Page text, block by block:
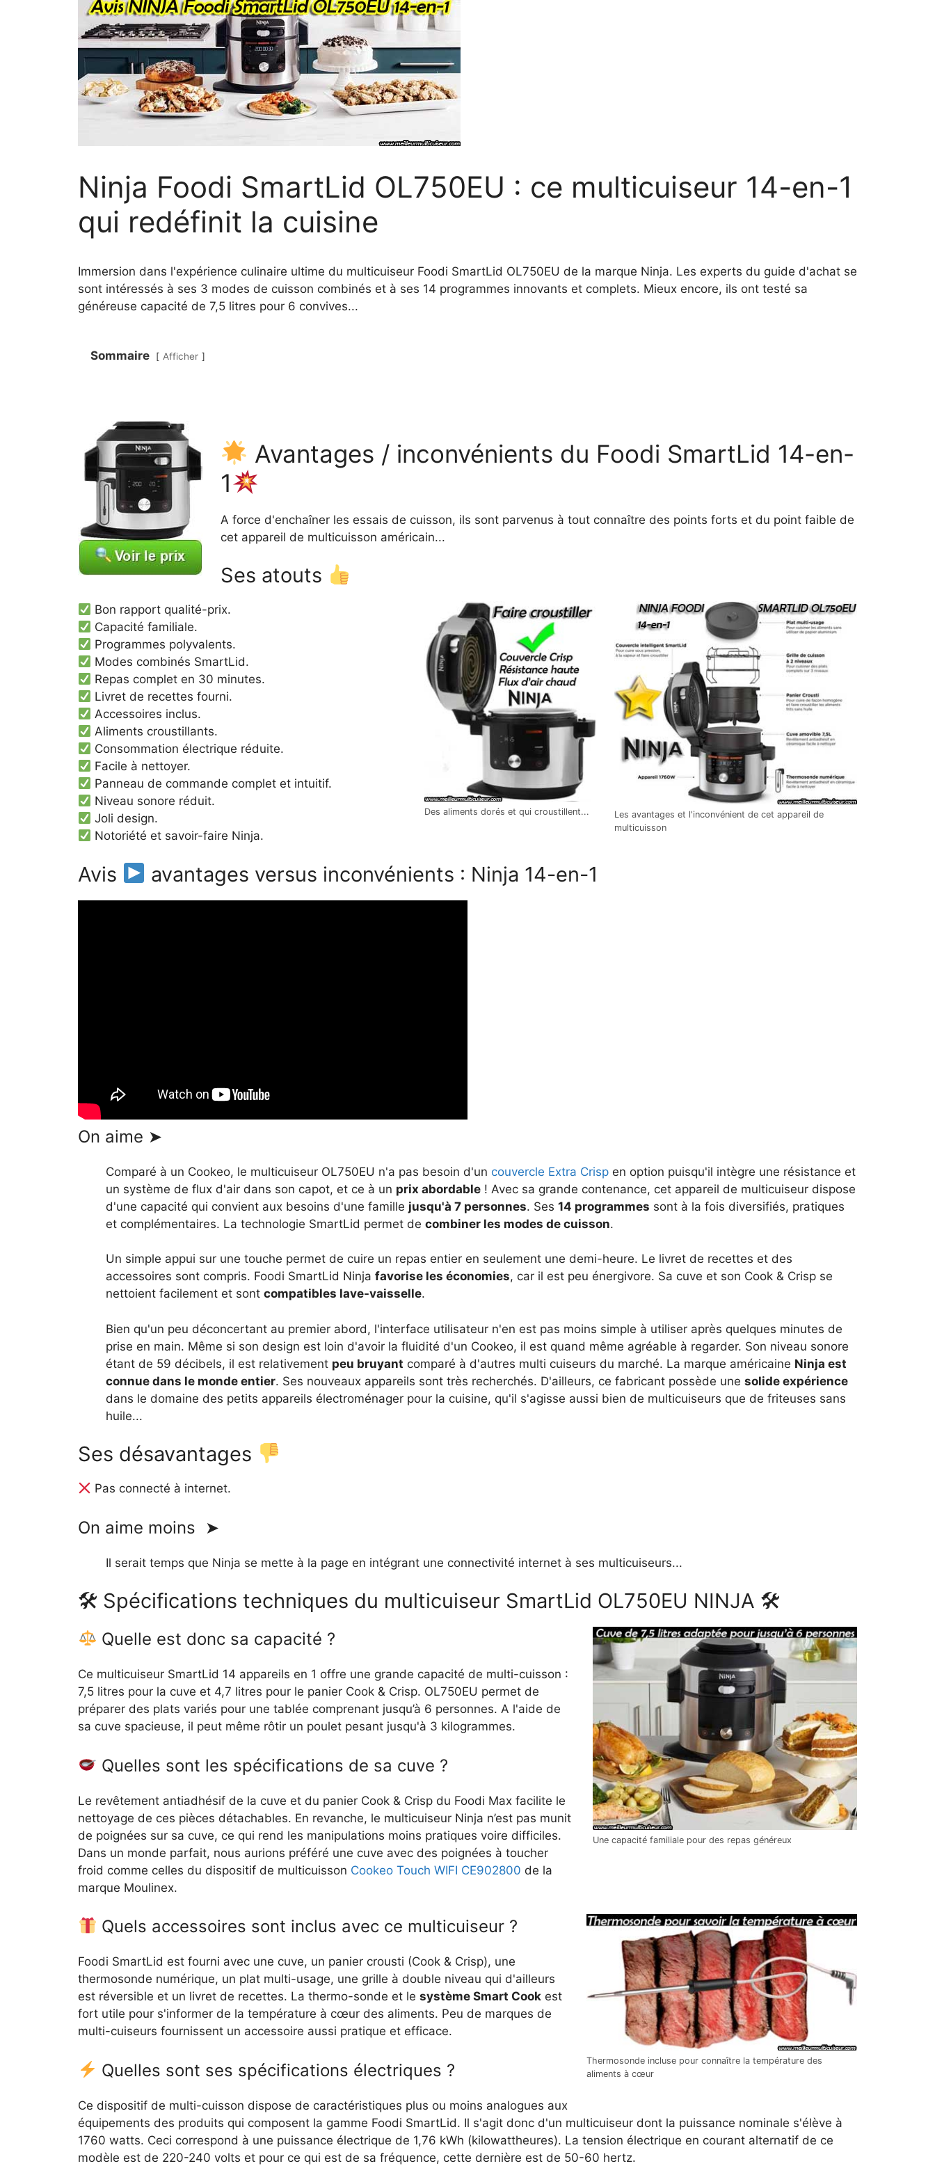
Ninja Foodi SmartLid OL750EU : ce multicuiseur 14-en-1
qui redéfinit la cuisine
Immersion dans l'expérience culinaire ultime du multicuiseur Foodi SmartLid OL750EU de la marque Ninja. Les experts du guide d'achat se
sont intéressés à ses 3 modes de cuisson combinés et à ses 14 programmes innovants et complets. Mieux encore, ils ont testé sa
généreuse capacité de 7,5 litres pour 6 convives...
Sommaire Afficher
Avantages / inconvénients du Foodi SmartLid 14-en-
1
A force d'enchaîner les essais de cuisson, ils sont parvenus à tout connaître des points forts et du point faible de
cet appareil de multicuisson américain...
Ses atouts
Les avantages et l'inconvénient de cet appareil de
multicuisson
Des aliments dorés et qui croustillent...
Bon rapport qualité-prix.
Capacité familiale.
Programmes polyvalents.
Modes combinés SmartLid.
Repas complet en 30 minutes.
Livret de recettes fourni.
Accessoires inclus.
Aliments croustillants.
Consommation électrique réduite.
Facile à nettoyer.
Panneau de commande complet et intuitif.
Niveau sonore réduit.
Joli design.
Notoriété et savoir-faire Ninja.
Avis avantages versus inconvénients : Ninja 14-en-1
On aime ➤
Comparé à un Cookeo, le multicuiseur OL750EU n'a pas besoin d'un couvercle Extra Crisp en option puisqu'il intègre une résistance et
un système de flux d'air dans son capot, et ce à un prix abordable ! Avec sa grande contenance, cet appareil de multicuiseur dispose
d'une capacité qui convient aux besoins d'une famille jusqu'à 7 personnes. Ses 14 programmes sont à la fois diversifiés, pratiques
et complémentaires. La technologie SmartLid permet de combiner les modes de cuisson.
Un simple appui sur une touche permet de cuire un repas entier en seulement une demi-heure. Le livret de recettes et des
accessoires sont compris. Foodi SmartLid Ninja favorise les économies, car il est peu énergivore. Sa cuve et son Cook & Crisp se
nettoient facilement et sont compatibles lave-vaisselle.
Bien qu'un peu déconcertant au premier abord, l'interface utilisateur n'en est pas moins simple à utiliser après quelques minutes de
prise en main. Même si son design est loin d'avoir la fluidité d'un Cookeo, il est quand même agréable à regarder. Son niveau sonore
étant de 59 décibels, il est relativement peu bruyant comparé à d'autres multi cuiseurs du marché. La marque américaine Ninja est
connue dans le monde entier. Ses nouveaux appareils sont très recherchés. D'ailleurs, ce fabricant possède une solide expérience
dans le domaine des petits appareils électroménager pour la cuisine, qu'il s'agisse aussi bien de multicuiseurs que de friteuses sans
huile...
Ses désavantages
Pas connecté à internet.
On aime moins ➤
Il serait temps que Ninja se mette à la page en intégrant une connectivité internet à ses multicuiseurs...
🛠 Spécifications techniques du multicuiseur SmartLid OL750EU NINJA 🛠
Une capacité familiale pour des repas généreux
Quelle est donc sa capacité ?
Ce multicuiseur SmartLid 14 appareils en 1 offre une grande capacité de multi-cuisson :
7,5 litres pour la cuve et 4,7 litres pour le panier Cook & Crisp. OL750EU permet de
préparer des plats variés pour une tablée comprenant jusqu’à 6 personnes. A l'aide de
sa cuve spacieuse, il peut même rôtir un poulet pesant jusqu'à 3 kilogrammes.
Quelles sont les spécifications de sa cuve ?
Le revêtement antiadhésif de la cuve et du panier Cook & Crisp du Foodi Max facilite le
nettoyage de ces pièces détachables. En revanche, le multicuiseur Ninja n’est pas munit
de poignées sur sa cuve, ce qui rend les manipulations moins pratiques voire difficiles.
Dans un monde parfait, nous aurions préféré une cuve avec des poignées à toucher
froid comme celles du dispositif de multicuisson Cookeo Touch WIFI CE902800 de la
marque Moulinex.
Thermosonde incluse pour connaître la température des
aliments à cœur
Quels accessoires sont inclus avec ce multicuiseur ?
Foodi SmartLid est fourni avec une cuve, un panier crousti (Cook & Crisp), une
thermosonde numérique, un plat multi-usage, une grille à double niveau qui d'ailleurs
est réversible et un livret de recettes. La thermo-sonde et le système Smart Cook est
fort utile pour s'informer de la température à cœur des aliments. Peu de marques de
multi-cuiseurs fournissent un accessoire aussi pratique et efficace.
Quelles sont ses spécifications électriques ?
Ce dispositif de multi-cuisson dispose de caractéristiques plus ou moins analogues aux
équipements des produits qui composent la gamme Foodi SmartLid. Il s'agit donc d'un multicuiseur dont la puissance nominale s'élève à
1760 watts. Ceci correspond à une puissance électrique de 1,76 kWh (kilowattheures). La tension électrique en courant alternatif de ce
modèle est de 220-240 volts et pour ce qui est de sa fréquence, cette dernière est de 50-60 hertz.